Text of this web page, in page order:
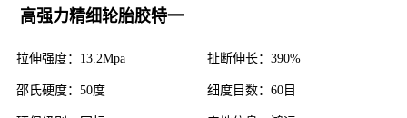
高强力精细轮胎胶特一
拉伸强度：13.2Mpa 扯断伸长：390%
邵氏硬度：50度 细度目数：60目